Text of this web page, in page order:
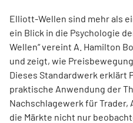
Elliott-Wellen sind mehr als
ein Blick in die Psychologie
Wellen“ vereint A. Hamilton
und zeigt, wie
Dieses Standardwerk erklärt
praktische Anwendung der
Nachschlagewerk für
die Märkte nicht nur